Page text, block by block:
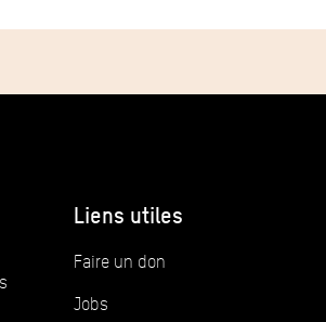
Liens utiles
Faire un don
Jobs